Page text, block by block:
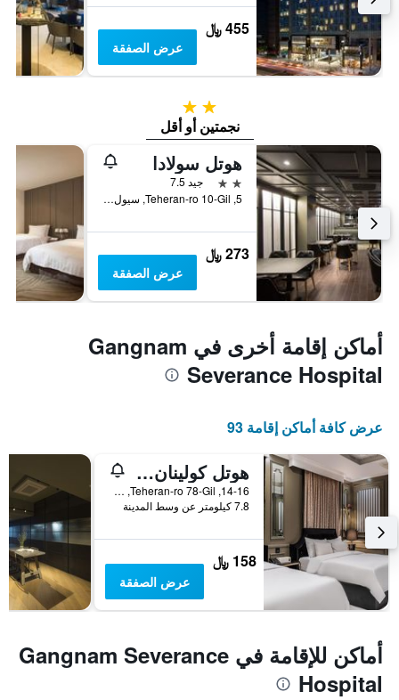
455 ﷼
عرض الصفقة
2 نجمتين
نجمتين أو أقل
هوتل سولادا
2 نجمتين
جيد 7.5
5, Teheran-ro 10-Gil, سيول, كوريا الجنوبية
273 ﷼
عرض الصفقة
أماكن إقامة أخرى في Gangnam
Severance Hospital
عرض كافة أماكن إقامة 93
هوتل كولينان دياتشي
14-16, Teheran-ro 78-Gil, سيول, كوريا الجنوبية
7.8 كيلومتر عن وسط المدينة
158 ﷼
عرض الصفقة
أماكن للإقامة في Gangnam Severance
Hospital